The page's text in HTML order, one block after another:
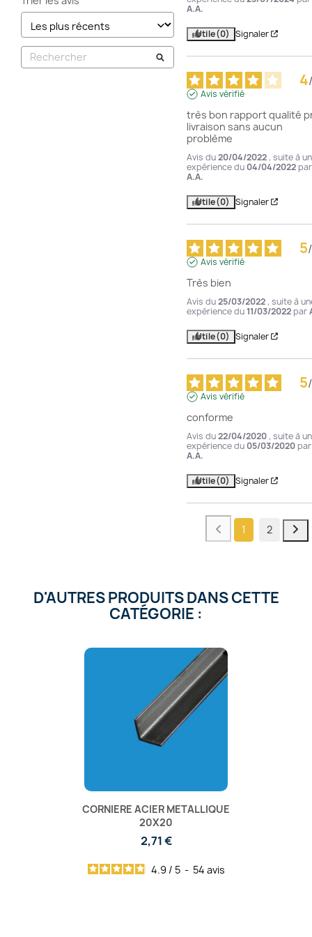
A.A.
Utile(0) Signaler
4/
Avis vérifié
très bon rapport qualité
livraison sans aucun
problème
Avis du20/04/2022, suite à
expérience du 04/04/2022 par
A.A.
Utile(0) Signaler
5/
Avis vérifié
Très bien
Avis du25/03/2022, suite à
expérience du11/03/2022 par
Utile(0) Signaler
5/
Avis vérifié
conforme
Avis du22/04/2020, suite à
expérience du 05/03/2020 par
A.A.
Utile(0) Signaler
1 2
D'AUTRES PRODUITS DANS CETTE
CATÉGORIE :
CORNIERE ACIER METALLIQUE
20X20
2,71 €
4.9 / 5 - 54 avis